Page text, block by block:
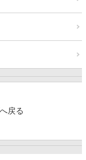
戻る